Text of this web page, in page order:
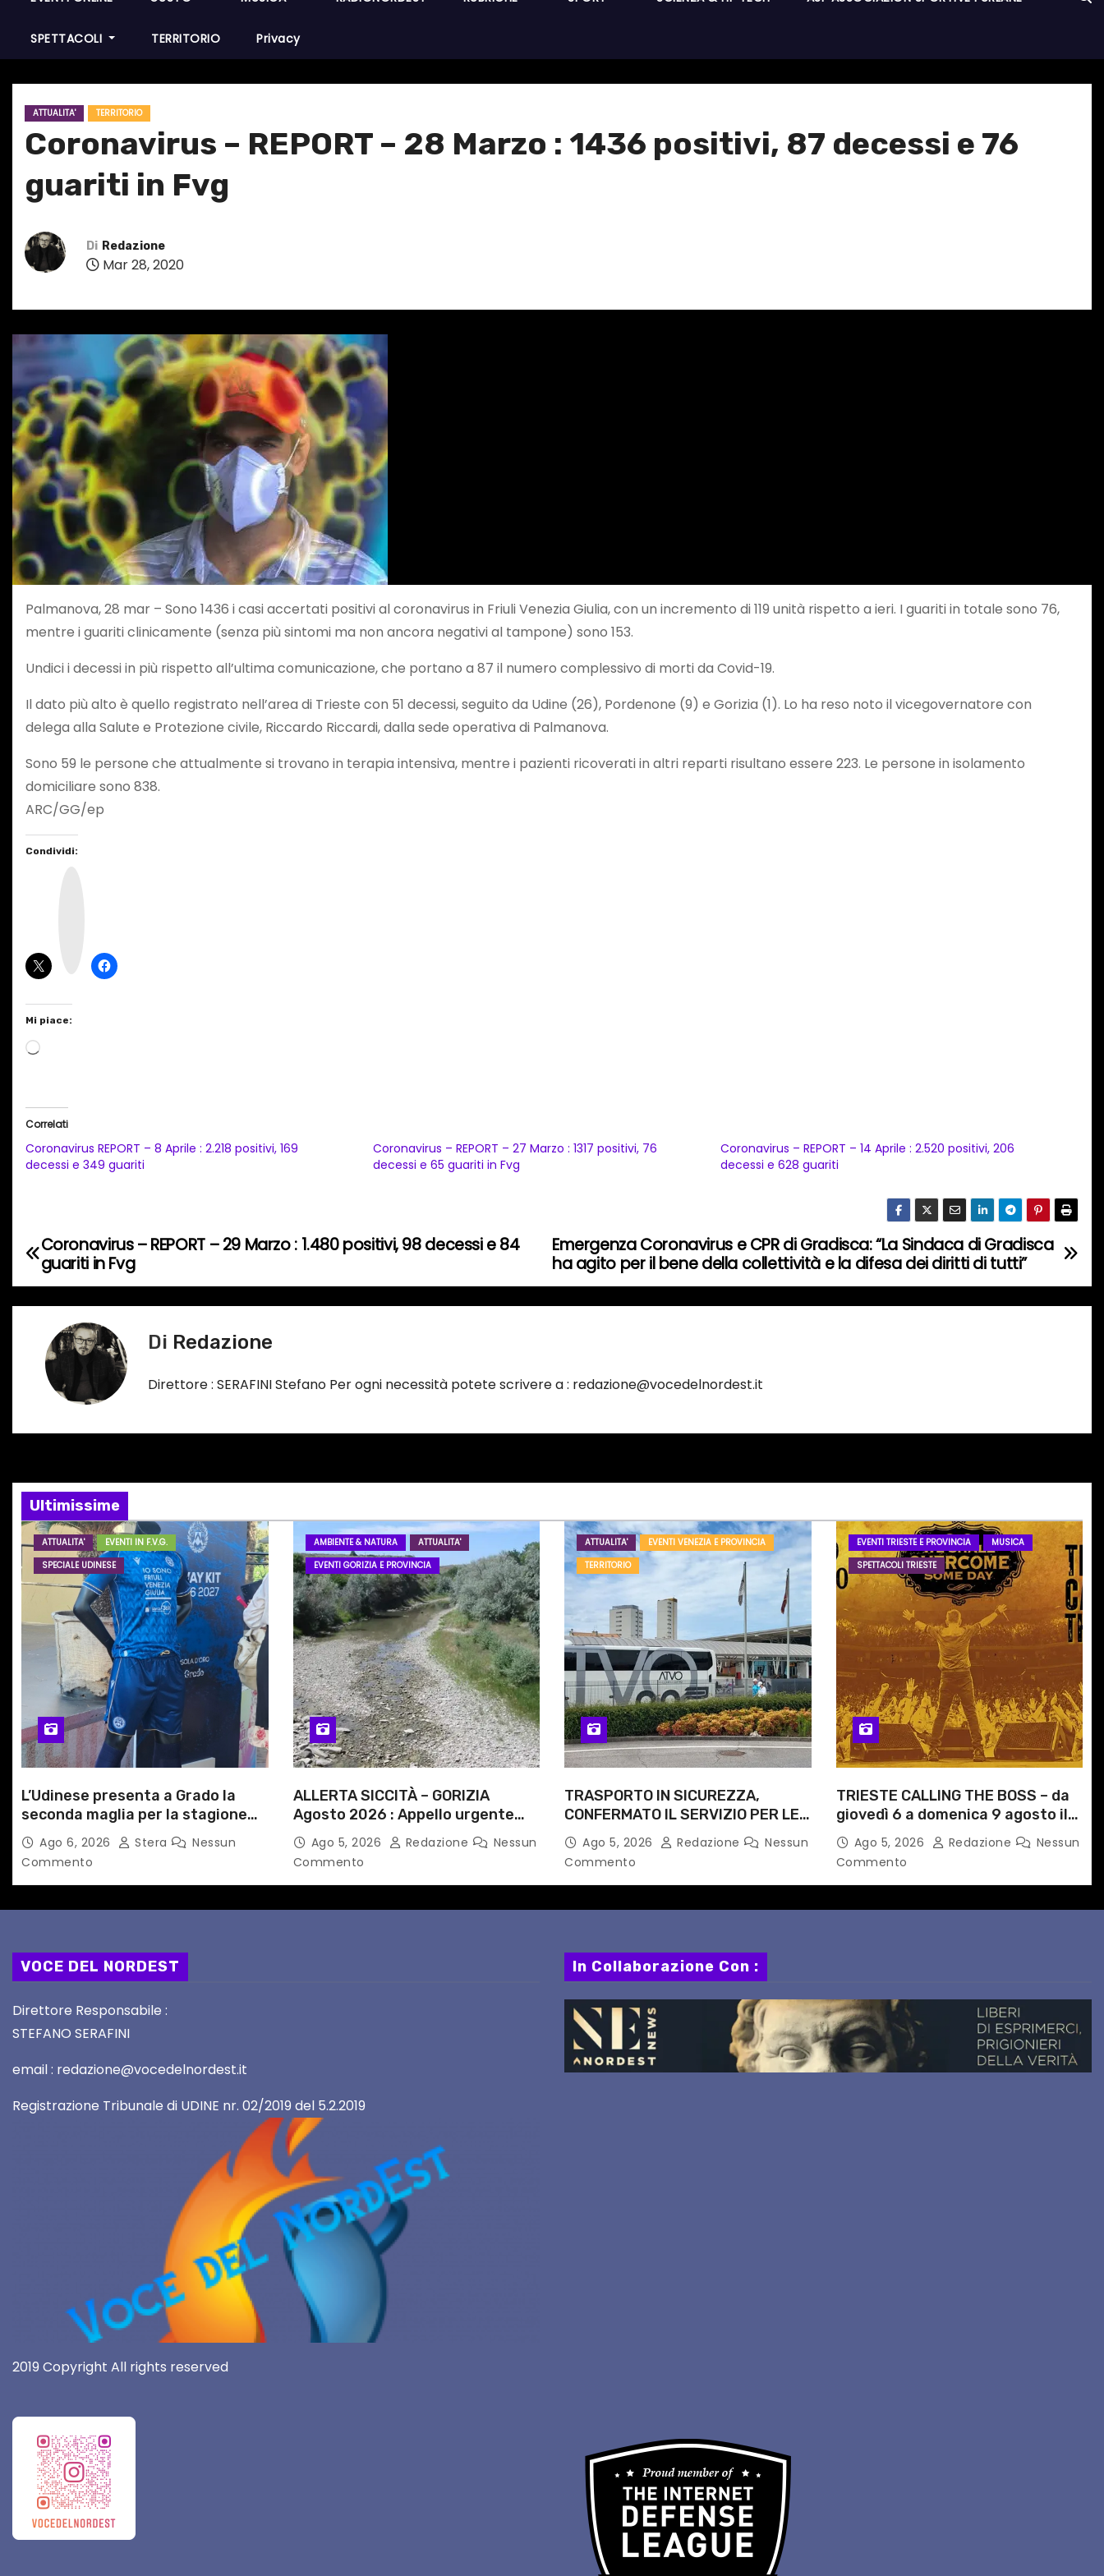
SPETTACOLI TERRITORIO Privacy
ATTUALITA' TERRITORIO
Coronavirus – REPORT – 28 Marzo : 1436 positivi, 87 decessi e 76
guariti in Fvg
Di Redazione
Mar 28, 2020
Palmanova, 28 mar – Sono 1436 i casi accertati positivi al coronavirus in Friuli Venezia Giulia, con un incremento di 119 unità rispetto a ieri. I guariti in totale sono 76,
mentre i guariti clinicamente (senza più sintomi ma non ancora negativi al tampone) sono 153.
Undici i decessi in più rispetto all’ultima comunicazione, che portano a 87 il numero complessivo di morti da Covid-19.
Il dato più alto è quello registrato nell’area di Trieste con 51 decessi, seguito da Udine (26), Pordenone (9) e Gorizia (1). Lo ha reso noto il vicegovernatore con
delega alla Salute e Protezione civile, Riccardo Riccardi, dalla sede operativa di Palmanova.
Sono 59 le persone che attualmente si trovano in terapia intensiva, mentre i pazienti ricoverati in altri reparti risultano essere 223. Le persone in isolamento
domiciliare sono 838.
ARC/GG/ep
Condividi:
Mi piace:
C
a
t
o
c
o
o
Correlati
Coronavirus REPORT – 8 Aprile : 2.218 positivi, 169
decessi e 349 guariti
Coronavirus – REPORT – 27 Marzo : 1317 positivi, 76
decessi e 65 guariti in Fvg
Coronavirus – REPORT – 14 Aprile : 2.520 positivi, 206
decessi e 628 guariti
N
a
i
o
n
a
i
c
o
l
i
Emergenza Coronavirus e CPR di Gradisca: “La Sindaca di Gradisca
ha agito per il bene della collettività e la difesa dei diritti di tutti”
Coronavirus – REPORT – 29 Marzo : 1.480 positivi, 98 decessi e 84
guariti in Fvg
Di Redazione
Direttore : SERAFINI Stefano Per ogni necessità potete scrivere a : redazione@vocedelnordest.it
Ultimissime
ATTUALITA'
EVENTI IN F.V.G.
SPECIALE UDINESE
L’Udinese presenta a Grado la
seconda maglia per la stagione
2026/27
Ago 6, 2026 Stera
Nessun
Commento
AMBIENTE & NATURA
ATTUALITA'
EVENTI GORIZIA E PROVINCIA
ALLERTA SICCITÀ – GORIZIA
Agosto 2026 : Appello urgente
alle Autorità competenti
Ago 5, 2026 Redazione
Nessun
Commento
ATTUALITA'
EVENTI VENEZIA E PROVINCIA
TERRITORIO
TRASPORTO IN SICUREZZA,
CONFERMATO IL SERVIZIO PER LE
NOTTI DI AGOSTO: DEFINITI
PERCORSI, FERMATE E ORARIO
Ago 5, 2026 Redazione
Nessun
Commento
EVENTI TRIESTE E PROVINCIA
MUSICA
SPETTACOLI TRIESTE
TRIESTE CALLING THE BOSS – da
giovedì 6 a domenica 9 agosto il
festival triestino dedicato a
Springsteen
Ago 5, 2026 Redazione
Nessun
Commento
VOCE DEL NORDEST
Direttore Responsabile :
STEFANO SERAFINI
email : redazione@vocedelnordest.it
Registrazione Tribunale di UDINE nr. 02/2019 del 5.2.2019
2019 Copyright All rights reserved
In Collaborazione Con :